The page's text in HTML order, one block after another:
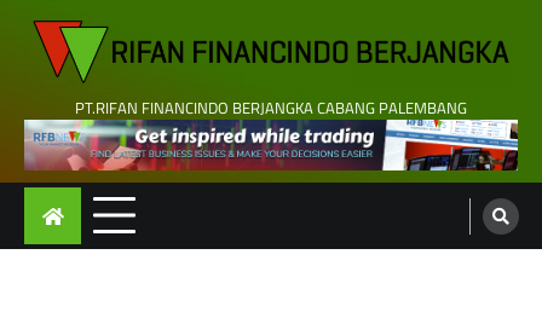
content
PT.RIFAN FINANCINDO BERJANGKA CABANG PALEMBANG